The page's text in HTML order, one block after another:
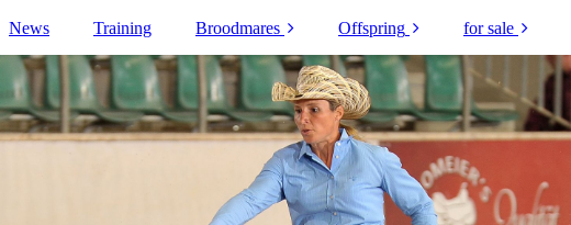
News Training Broodmares
Stepup Soft Sally BB
Like No Other
Diamond
Grays Pep N Jac
MJ Kiss A Cowboy
Offspring
Jahrgang 2019
Jahrgang 2020
Jahrgang 2021
for sale
Weanlings
Yearlings
3y olds